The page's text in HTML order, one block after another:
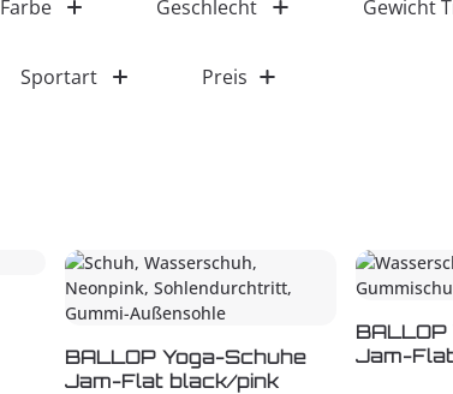
Farbe Geschlecht Gewicht
Sportart Preis
BALLOP Yoga-Schuhe
Jam-Flat black/pink
Jam-